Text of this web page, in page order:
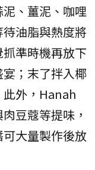
、薑泥、咖哩
油脂與熱度將
準時機再放下
；末了拌入椰
外，Hanah
豆蔻等提味，
大量製作後放